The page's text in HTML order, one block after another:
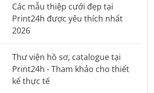
Các mẫu thiệp cưới đẹp tại
Print24h được yêu thích nhất
2026
Thư viện hồ sơ, catalogue tại
Print24h - Tham khảo cho thiết
kế thực tế